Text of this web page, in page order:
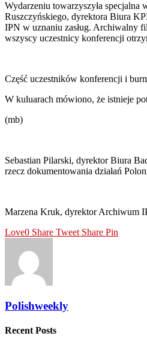
Wydarzeniu towarzyszyła
Ruszczyńskiego, dyrektora Biura
IPN w uznaniu zasług. Archiwalny
wszyscy uczestnicy konferencji
Część uczestników konferencji i
W kuluarach mówiono, że istnieje
(mb)
Sebastian Pilarski, dyrektor Biura
rzecz dokumentowania działań
Marzena Kruk, dyrektor Archiwum
Love0 Share Tweet Share Pin
Polishweekly
Recent Posts